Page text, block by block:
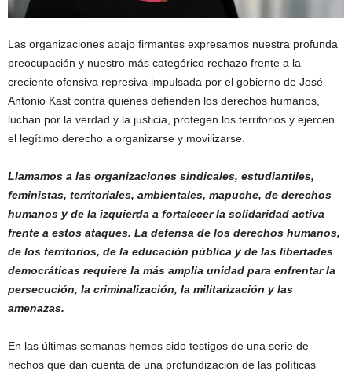
Las organizaciones abajo firmantes expresamos nuestra profunda
preocupación y nuestro más categórico rechazo frente a la
creciente ofensiva represiva impulsada por el gobierno de José
Antonio Kast contra quienes defienden los derechos humanos,
luchan por la verdad y la justicia, protegen los territorios y ejercen
el legítimo derecho a organizarse y movilizarse.
Llamamos a las organizaciones sindicales, estudiantiles,
feministas, territoriales, ambientales, mapuche, de derechos
humanos y de la izquierda a fortalecer la solidaridad activa
frente a estos ataques. La defensa de los derechos humanos,
de los territorios, de la educación pública y de las libertades
democráticas requiere la más amplia unidad para enfrentar la
persecución, la criminalización, la militarización y las
amenazas.
En las últimas semanas hemos sido testigos de una serie de
hechos que dan cuenta de una profundización de las políticas